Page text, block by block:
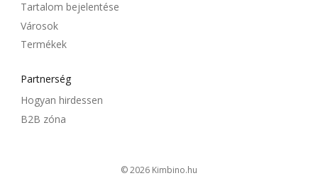
Tartalom bejelentése
Városok
Termékek
Partnerség
Hogyan hirdessen
B2B zóna
© 2026
kimbino.hu